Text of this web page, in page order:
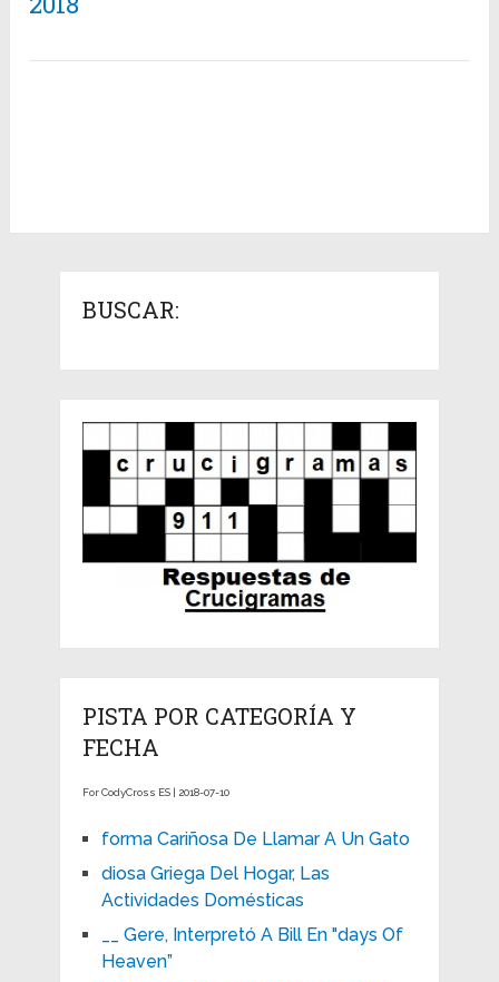
BUSCAR:
PISTA POR CATEGORÍA Y
FECHA
For CodyCross ES | 2018-07-10
forma Cariñosa De Llamar A Un Gato
diosa Griega Del Hogar, Las
Actividades Domésticas
__ Gere, Interpretó A Bill En "days Of
Heaven”